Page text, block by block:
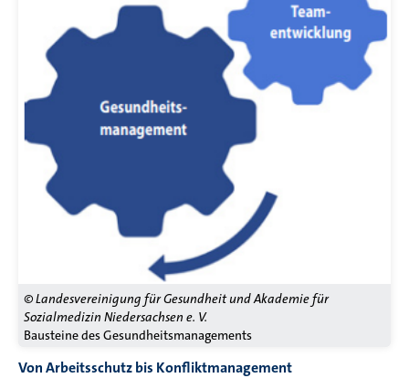
© Landesvereinigung für Gesundheit und Akademie für
Sozialmedizin Niedersachsen e. V.
Bausteine des Gesundheitsmanagements
Von Arbeitsschutz bis Konfliktmanagement